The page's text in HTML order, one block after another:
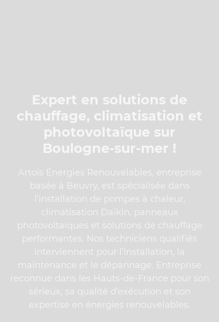
Expert en solutions de
chauffage, climatisation et
photovoltaïque sur
Boulogne-sur-mer !
Artois Énergies Renouvelables, entreprise
basée à Beuvry, est spécialisée dans
l’installation de pompes à chaleur,
climatisation Daikin, panneaux
photovoltaïques et solutions de chauffage
performantes. Nos techniciens qualifiés
interviennent pour l’installation, la
maintenance et le dépannage. Entreprise
reconnue dans les Hauts-de-France pour son
sérieux, sa qualité d’exécution et son
expertise en énergies renouvelables.